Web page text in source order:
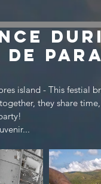
island - This festial
they share